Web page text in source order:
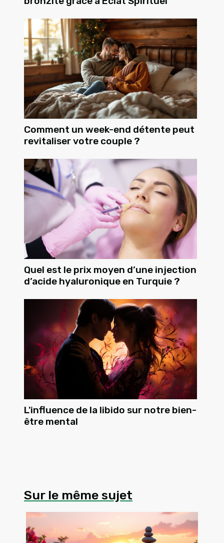
Comment un week-end détente peut
revitaliser votre couple ?
Quel est le prix moyen d’une injection
d’acide hyaluronique en Turquie ?
L'influence de la libido sur notre bien-
être mental
Sur le même sujet